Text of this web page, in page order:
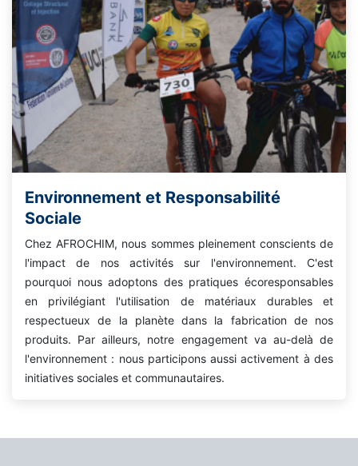
Environnement et Responsabilité
Sociale
Chez AFROCHIM, nous sommes pleinement conscients de
l'impact de nos activités sur l'environnement. C'est
pourquoi nous adoptons des pratiques écoresponsables
en privilégiant l'utilisation de matériaux durables et
respectueux de la planète dans la fabrication de nos
produits. Par ailleurs, notre engagement va au-delà de
l'environnement : nous participons aussi activement à des
initiatives sociales et communautaires.​